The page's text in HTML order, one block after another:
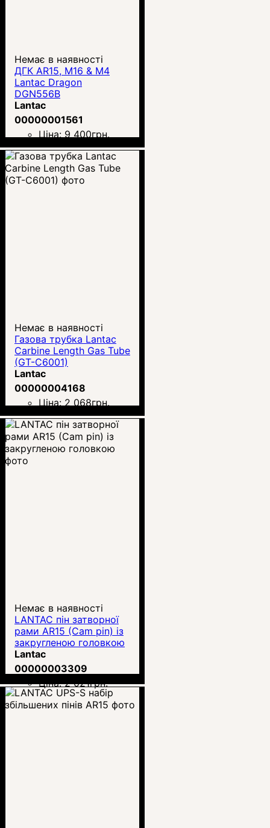
Немає в наявності
ДГК AR15, M16 & M4
Lantac Dragon
DGN556B
Lantac
00000001561
Ціна: 9 400грн.
Немає в наявності
Газова трубка Lantac
Carbine Length Gas Tube
(GT-C6001)
Lantac
00000004168
Ціна: 2 068грн.
Немає в наявності
LANTAC пін затворної
рами AR15 (Cam pin) із
закругленою головкою
Lantac
00000003309
Ціна:2 021грн.